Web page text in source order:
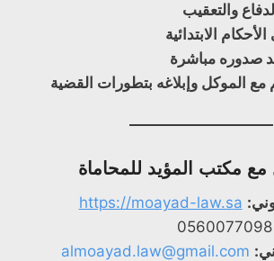
والتعقيب
الابتدائية
صدوره مباشرة
مع الموكل وإبلاغه بتطورات القضية
مع مكتب المؤيد للمحاماة
https://moayad-law.sa
0560077098
almoayad.law@gmail.com